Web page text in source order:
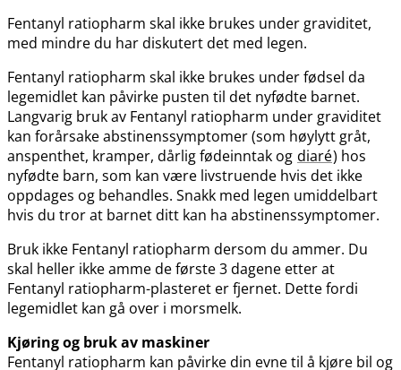
Fentanyl ratiopharm skal ikke brukes under graviditet,
med mindre du har diskutert det med legen.
Fentanyl ratiopharm skal ikke brukes under fødsel da
legemidlet kan påvirke pusten til det nyfødte barnet.
Langvarig bruk av Fentanyl ratiopharm under graviditet
kan forårsake abstinenssymptomer (som høylytt gråt,
anspenthet, kramper, dårlig fødeinntak og diaré) hos
nyfødte barn, som kan være livstruende hvis det ikke
oppdages og behandles. Snakk med legen umiddelbart
hvis du tror at barnet ditt kan ha abstinenssymptomer.
Bruk ikke Fentanyl ratiopharm dersom du ammer. Du
skal heller ikke amme de første 3 dagene etter at
Fentanyl ratiopharm-plasteret er fjernet. Dette fordi
legemidlet kan gå over i morsmelk.
Kjøring og bruk av maskiner
Fentanyl ratiopharm kan påvirke din evne til å kjøre bil og